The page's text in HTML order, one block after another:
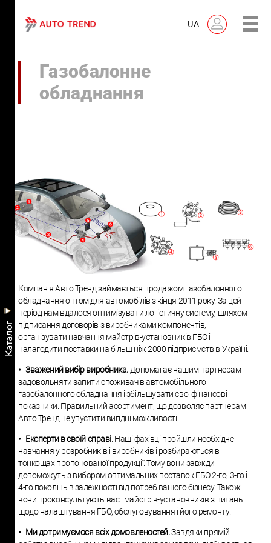
UA
Kаталог
Газобалонне
обладнання
Компанія Авто Тренд займається продажом газобалонного
обладнання оптом для автомобілів з кінця 2011 року. За цей
період нам вдалося оптимізувати логістичну систему, шляхом
підписання договорів з виробниками компонентів,
організувати навчання майстрів-установників ГБО і
налагодити поставки на більш ніж 2000 підприємств в Україні.
• Зважений вибір виробника.Допомагає нашим партнерам
задовольняти запити споживачів автомобільного
газобалонного обладнання і збільшувати свої фінансові
показники. Правильний асортимент, що дозволяє партнерам
Авто Тренд не упустити вигідні можливості.
• Експерти в своїй справі.Наші фахівці пройшли необхідне
навчання у розробників і виробників і розбираються в
тонкощах пропонованої продукції. Тому вони завжди
допоможуть з вибором оптимальних поставок ГБО 2-го, 3-го і
4-го поколінь в залежності від потреб вашого бізнесу. Також
вони проконсультують вас і майстрів-установників з питань
щодо налаштування ГБО, обслуговування і його ремонту.
• Ми дотримуємося всіх домовленостей.Завдяки прямій